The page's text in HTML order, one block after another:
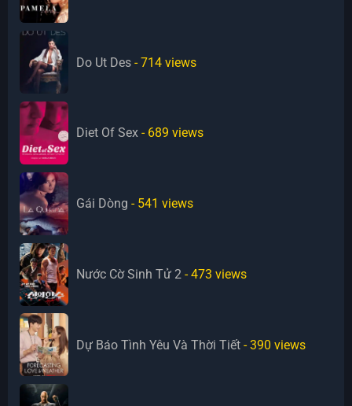
Do Ut Des - 714 views
Diet Of Sex - 689 views
Gái Dòng - 541 views
Nước Cờ Sinh Tử 2 - 473 views
Dự Báo Tình Yêu Và Thời Tiết - 390 views